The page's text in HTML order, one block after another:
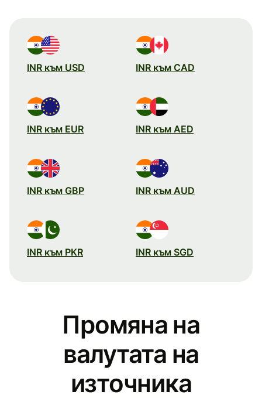
INR към USD INR към CAD
INR към EUR INR към AED
INR към GBP INR към AUD
INR към PKR INR към SGD
Промяна на
валутата на
източника